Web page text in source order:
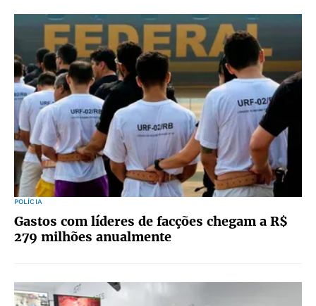
POLÍCIA
Gastos com líderes de facções chegam a R$
279 milhões anualmente